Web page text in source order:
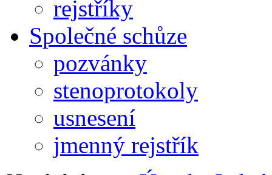
rejstříky
Společné schůze
pozvánky
stenoprotokoly
usnesení
jmenný rejstřík